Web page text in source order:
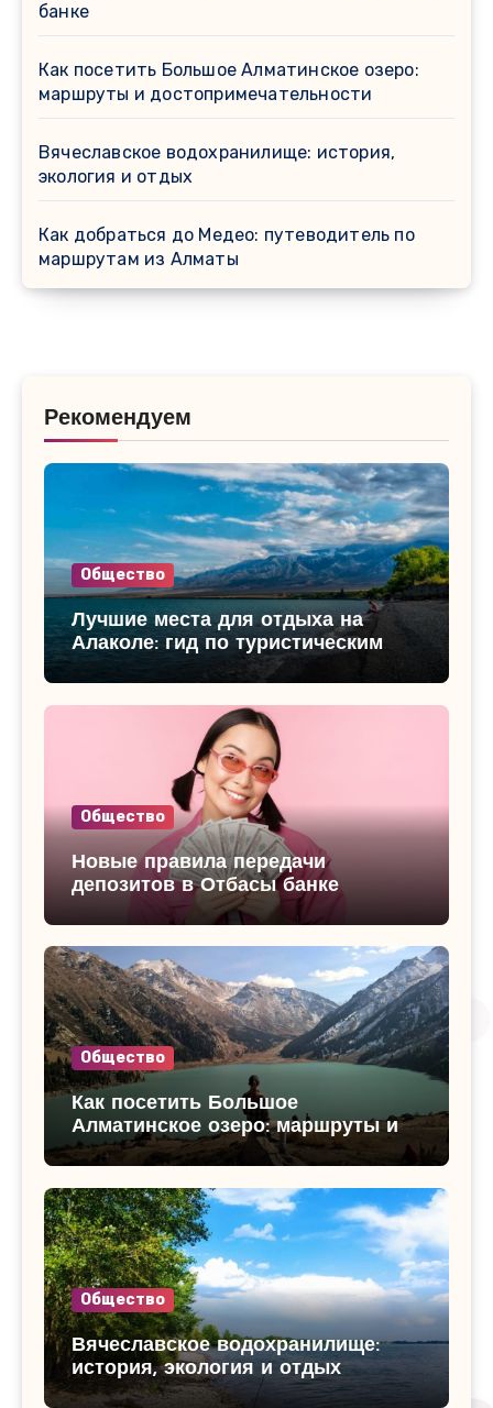
банке
Как посетить Большое Алматинское озеро:
маршруты и достопримечательности
Вячеславское водохранилище: история,
экология и отдых
Как добраться до Медео: путеводитель по
маршрутам из Алматы
Рекомендуем
Общество
Лучшие места для отдыха на
Алаколе: гид по туристическим
Общество
Новые правила передачи
депозитов в Отбасы банке
Общество
Как посетить Большое
Алматинское озеро: маршруты и
достопримечательности
Общество
Вячеславское водохранилище:
история, экология и отдых